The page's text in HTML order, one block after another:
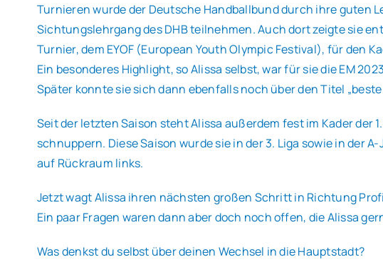
Turnieren wurde der Deutsche Handballbund durch ihre guten
Sichtungslehrgang des DHB teilnehmen. Auch dort zeigte sie
Turnier, dem EYOF (European Youth Olympic Festival), für
Ein besonderes Highlight, so Alissa selbst, war für sie die EM
Später konnte sie sich dann ebenfalls noch über den Titel
Seit der letzten Saison steht Alissa außerdem fest im Kader der
schnuppern. Diese Saison wurde sie in der 3. Liga sowie in der
auf Rückraum links.
Jetzt wagt Alissa ihren nächsten großen Schritt in Richtung
Ein paar Fragen waren dann aber doch noch offen, die Alissa
Was denkst du selbst über deinen Wechsel in die Hauptstadt?